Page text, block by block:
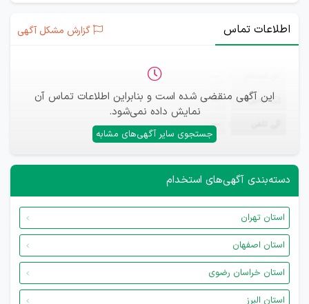
اطلاعات تماس گزارش مشکل آگهی
این آگهی منقضی شده است و بنابراین اطلاعات تماس آن
نمایش داده نمی‌شود.
جستجوی سایر آگهی‌های مشابه
ایمیل —
—
دسته‌بندی آگهی‌های استخدام
استان تهران
استان اصفهان
استان خراسان رضوی
استان البرز